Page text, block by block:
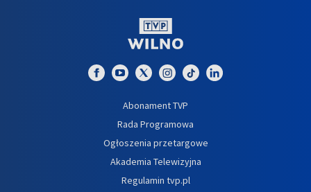
Abonament TVP
Rada Programowa
Ogłoszenia przetargowe
Akademia Telewizyjna
Regulamin tvp.pl